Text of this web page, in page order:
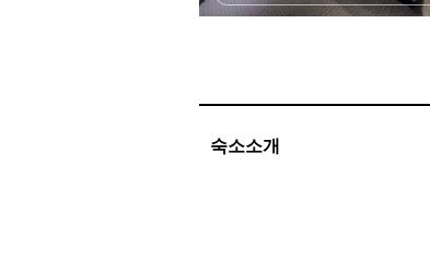
숙소소개